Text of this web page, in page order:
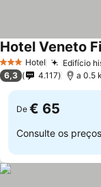
3 EstrelasHotel Edifício
Hotel Veneto
6,3 4.117 a 0.5
De € 65
Consulte os